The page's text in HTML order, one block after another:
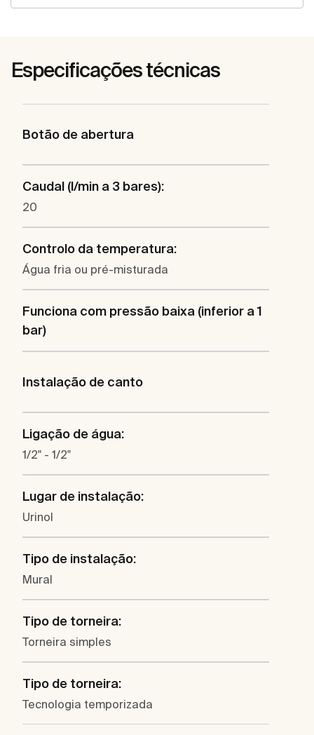
Especificações técnicas
Botão de abertura
Caudal (l/min a 3 bares):
20
Controlo da temperatura:
Água fria ou pré-misturada
Funciona com pressão baixa (inferior a 1
bar)
Instalação de canto
Ligação de água:
1/2" - 1/2"
Lugar de instalação:
Urinol
Tipo de instalação:
Mural
Tipo de torneira:
Torneira simples
Tipo de torneira:
Tecnologia temporizada